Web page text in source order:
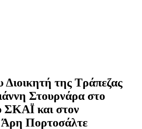
Διοικητή της Τράπεζας
Στουρνάρα στο
ΣΚΑΪ και στον
Πορτοσάλτε